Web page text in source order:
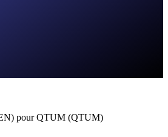
pour QTUM (QTUM)